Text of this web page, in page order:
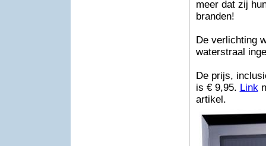
meer dat zij
branden!
De verlichting
waterstraal
De prijs,
is € 9,95. Link
artikel.